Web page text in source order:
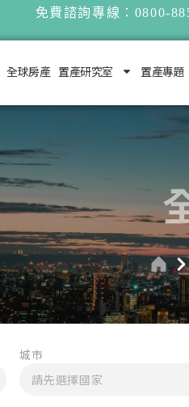
免費諮詢專線：0800-
全球房產 置產研究室 置產專題
城市